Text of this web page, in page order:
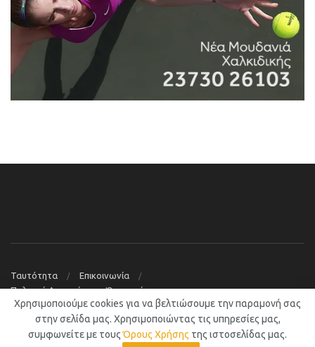
Ταυτότητα
Επικοινωνία
Πολιτική Απορρήτου – Όροι χρήσης
© 2019Νέα Μουδανιά Blog
Χρησιμοποιούμε cookies για να βελτιώσουμε την παραμονή σας
στην σελίδα μας. Χρησιμοποιώντας τις υπηρεσίες μας,
συμφωνείτε με τουςΌρους Χρήσης της ιστοσελίδας μας.